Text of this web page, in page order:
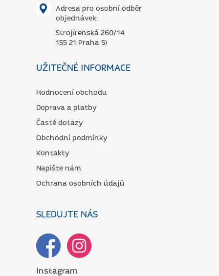
Adresa pro osobní odběr
objednávek:
Strojírenská 260/14
155 21 Praha 5)
UŽITEČNÉ INFORMACE
Hodnocení obchodu
Doprava a platby
Časté dotazy
Obchodní podmínky
Kontakty
Napište nám
Ochrana osobních údajů
SLEDUJTE NÁS
Instagram